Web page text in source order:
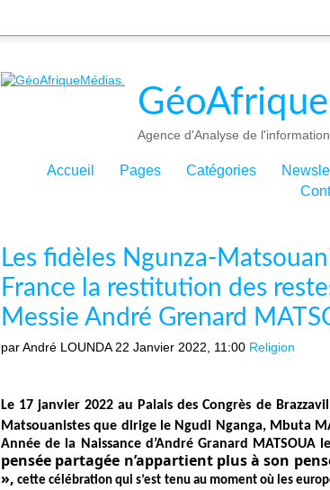
Agence d'Analyse de
Accueil Pages Catégories
Les fidèles Ngunza-
France la restitution des
Messie André Grenard
par André LOUNDA 22 Janvier 2022, 11:00 Religion
Le 17 janvier 2022 au Palais des Congrès de
Matsouanistes que dirige le Ngudi Nganga, Mbuta
Année de la Naissance d’André Granard MATSOUA
pensée partagée n’appartient plus à son
», cette célébration qui s’est tenu au moment où les